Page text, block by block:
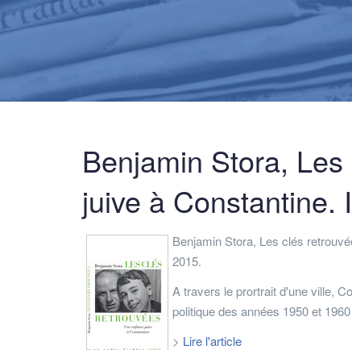
Benjamin Stora,
juive à Constantine.
Benjamin Stora, Les clés
2015.
A travers le prortrait d'une ville,
politique des années 1950 et
> Lire l'article